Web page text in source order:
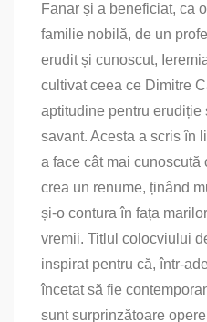
Fanar și a beneficiat, ca
familie nobilă, de un
erudit și cunoscut,
cultivat ceea ce Dimitre
aptitudine pentru erudiție
savant. Acesta a scris în
a face cât mai cunoscută
crea un renume, ținând
și‑o contura în fața
vremii. Titlul colocviului
inspirat pentru că,
încetat să fie
sunt surprinzătoare